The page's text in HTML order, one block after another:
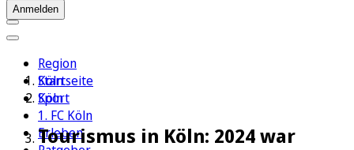
Anmelden
Region
Köln
Sport
1. FC Köln
Erleben
Startseite
Köln
Tourismus in Köln: 2024 war